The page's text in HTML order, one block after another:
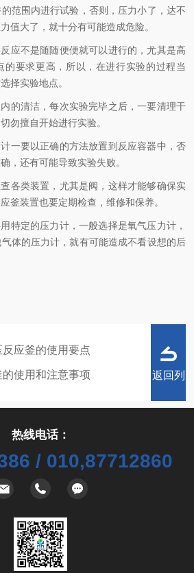
范围内进行试验，否则，压力小了，达不
值大了，就十分有可能造成危险。
应不是随随便便就可以进行的，尤其是高
的要求更高，所以，在进行实验的过程当
择实验地点。
的清洁，每次实验完毕之后，一要清理干
勿擅自开始进行实验。
一要以正确的方法放置到反应容器中，否
，还有可能导致实验失败。
各类装置，尤其是阀，这样才能够确保实
釜装置也要定期检查，维修和保养。
特定的压力计，一般选择是氧气压力计，
体的压力计，就有可能造成不看设想的后
应釜的使用要点
使用和注意事项 返回列
热线电话：
/ 010,87712860